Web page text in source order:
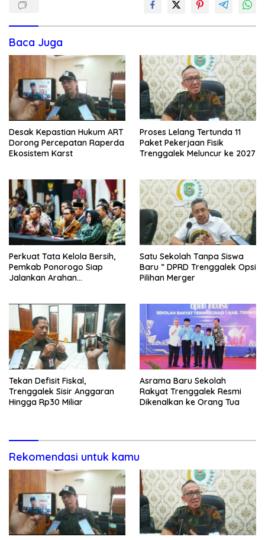
Baca Juga
Desak Kepastian Hukum ART
Dorong Percepatan Raperda
Ekosistem Karst
Proses Lelang Tertunda 11
Paket Pekerjaan Fisik
Trenggalek Meluncur ke 2027
Perkuat Tata Kelola Bersih,
Pemkab Ponorogo Siap
Jalankan Arahan
Satu Sekolah Tanpa Siswa
Baru ” DPRD Trenggalek Opsi
Pilihan Merger
Tekan Defisit Fiskal,
Trenggalek Sisir Anggaran
Hingga Rp30 Miliar
Asrama Baru Sekolah
Rakyat Trenggalek Resmi
Dikenalkan ke Orang Tua
Rekomendasi untuk kamu